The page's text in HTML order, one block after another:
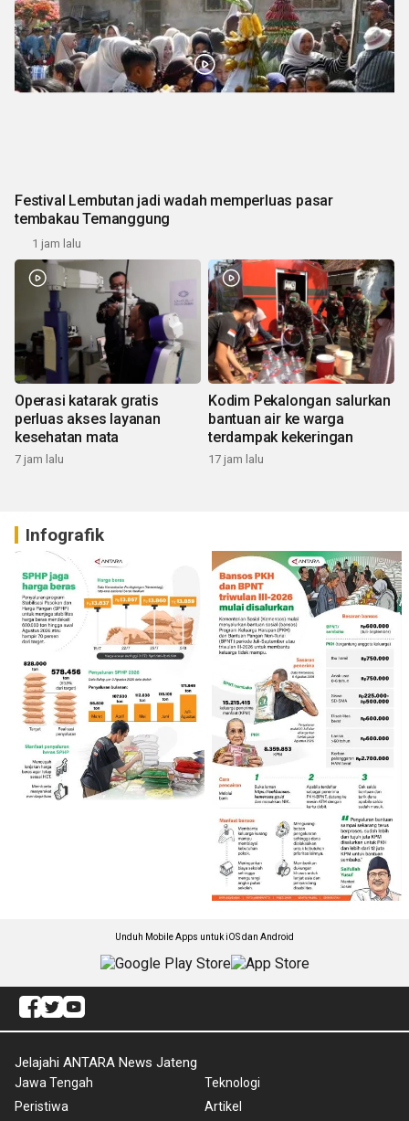
Festival Lembutan jadi wadah memperluas pasar
tembakau Temanggung
1 jam lalu
Operasi katarak gratis
perluas akses layanan
kesehatan mata
7 jam lalu
Kodim Pekalongan salurkan
bantuan air ke warga
terdampak kekeringan
17 jam lalu
Infografik
Unduh Mobile Apps untuk iOS dan Android
Jelajahi ANTARA News Jateng
Jawa Tengah
Peristiwa
Teknologi
Artikel